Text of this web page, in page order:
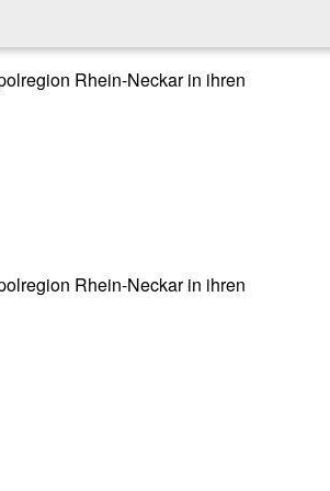
Rhein-Neckar in ihren
Rhein-Neckar in ihren